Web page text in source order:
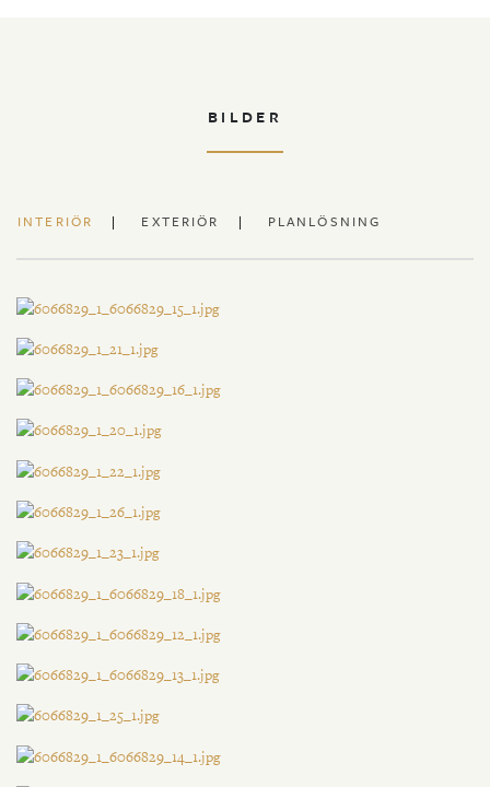
BILDER
INTERIÖR EXTERIÖR PLANLÖSNING